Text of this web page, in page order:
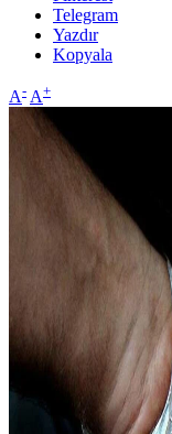
Telegram
Yazdır
Kopyala
A- A+